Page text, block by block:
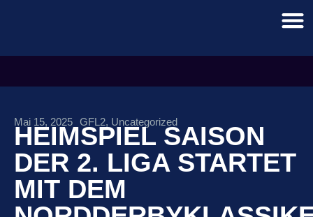
Mai 15, 2025 GFL2, Uncategorized
HEIMSPIEL SAISON
DER 2. LIGA STARTET
MIT DEM